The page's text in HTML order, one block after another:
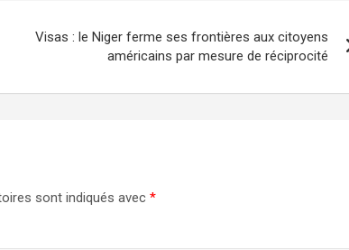
Visas : le Niger ferme ses frontières aux citoyens
américains par mesure de réciprocité
sont indiqués avec *